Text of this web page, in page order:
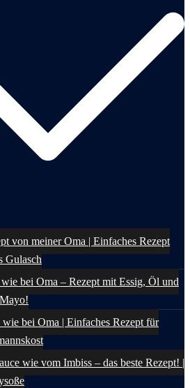
von meiner Oma | Einfaches Rezept
Gulasch
bei Oma – Rezept mit Essig, Öl und
bei Oma | Einfaches Rezept für
wie vom Imbiss – das beste Rezept! |